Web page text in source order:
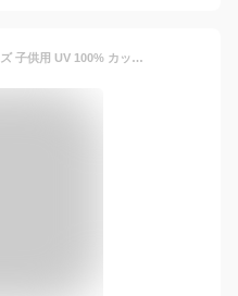
irodori（イロドリ） 帽子 キッズ 子供用 UV 100% カット つば広 折りたたみOK 春 夏 ハット サイズ調整可能 おしゃれ 可愛い サファリハット 紫外線 日よけ UVケア UVハット UVカット あご紐つき |